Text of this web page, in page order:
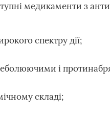
медикаменти з
спектру дії;
і
складі;